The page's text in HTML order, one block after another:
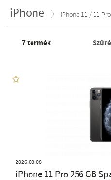
iPhone iPhone 11 / 11 Pro
7termék
2026.08.08
iPhone 11 Pro 256 GB